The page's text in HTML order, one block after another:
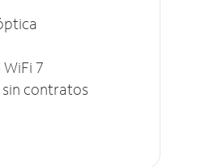
7
contratos